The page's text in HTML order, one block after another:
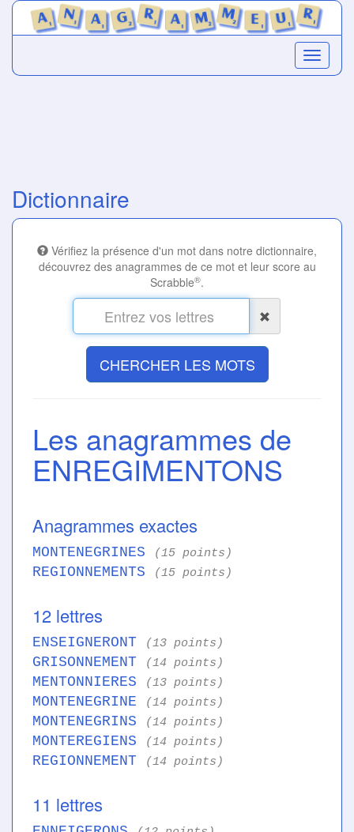
Dictionnaire
Vérifiez la présence d'un mot dans notre dictionnaire,
découvrez des anagrammes de ce mot et leur score au
Scrabble®.
CHERCHER LES MOTS
Les anagrammes de
ENREGIMENTONS
Anagrammes exactes
MONTENEGRINES (15 points)
REGIONNEMENTS (15 points)
12 lettres
ENSEIGNERONT (13 points)
GRISONNEMENT (14 points)
MENTONNIERES (13 points)
MONTENEGRINE (14 points)
MONTENEGRINS (14 points)
MONTEREGIENS (14 points)
REGIONNEMENT (14 points)
11 lettres